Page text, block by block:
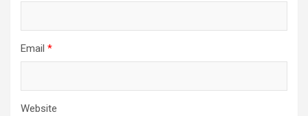
Email *
Website